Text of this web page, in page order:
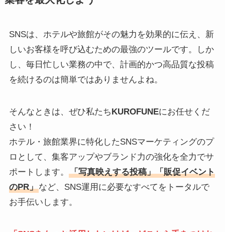
SNSは、ホテルや旅館がその魅力を効果的に伝え、新
しいお客様を呼び込むための最強のツールです。しか
し、毎日忙しい業務の中で、計画的かつ高品質な投稿
を続けるのは簡単ではありませんよね。
そんなときは、ぜひ私たち KUROFUNEにお任せくだ
さい！
ホテル・旅館業界に特化したSNSマーケティングのプ
ロとして、集客アップやブランド力の強化を全力でサ
ポートします。
「写真映えする投稿」「販促イベント
のPR」など、SNS運用に必要なすべてをトータルで
お手伝いします。